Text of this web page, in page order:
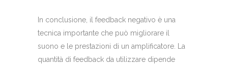
In conclusione, il feedback negativo è una
tecnica importante che può migliorare il
suono e le prestazioni di un amplificatore. La
quantità di feedback da utilizzare dipende